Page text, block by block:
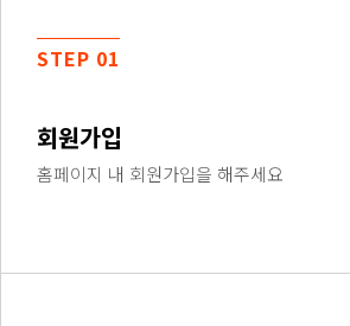
STEP 01
회원가입
홈페이지 내 회원가입을 해주세요